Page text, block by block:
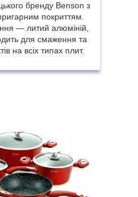
бренду Benson з
покриттям.
— литий алюміній,
для смаження та
на всіх типах плит.